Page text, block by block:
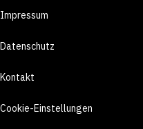
Impressum
Datenschutz
Kontakt
Cookie-Einstellungen